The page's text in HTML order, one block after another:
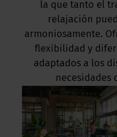
la que tanto el
relajación
armoniosamente.
flexibilidad y
adaptados a los
necesidades